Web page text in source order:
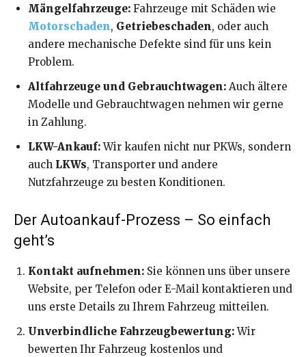
Mängelfahrzeuge: Fahrzeuge mit Schäden wie
Motorschaden, Getriebeschaden, oder auch
andere mechanische Defekte sind für uns kein
Problem.
Altfahrzeuge und Gebrauchtwagen: Auch ältere
Modelle und Gebrauchtwagen nehmen wir gerne
in Zahlung.
LKW-Ankauf:Wir kaufen nicht nur PKWs, sondern
auch LKWs, Transporter und andere
Nutzfahrzeuge zu besten Konditionen.
Der Autoankauf-Prozess – So einfach
geht’s
Kontakt aufnehmen: Sie können uns über unsere
Website, per Telefon oder E-Mail kontaktieren und
uns erste Details zu Ihrem Fahrzeug mitteilen.
Unverbindliche Fahrzeugbewertung:Wir
bewerten Ihr Fahrzeug kostenlos und